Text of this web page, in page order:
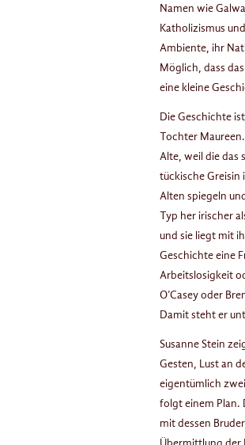
Namen wie
Katholizismus
Ambiente, ihr
Möglich, dass
eine kleine
Die Geschichte
Tochter
Alte, weil die das
tückische Greisin
Alten spiegeln
Typ her irischer
und sie liegt mit
Geschichte eine
Arbeitslosigkeit
O’Casey oder
Damit steht er
Susanne Stein
Gesten, Lust an
eigentümlich
folgt einem Plan.
mit dessen